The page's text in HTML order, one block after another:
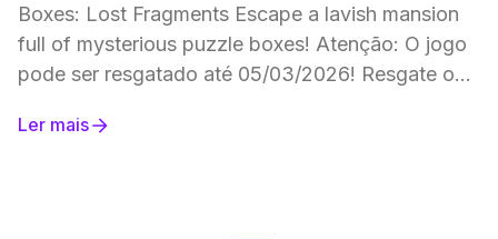
Boxes: Lost Fragments Escape a lavish mansion
full of mysterious puzzle boxes! Atenção: O jogo
pode ser resgatado até 05/03/2026! Resgate o
Ler mais